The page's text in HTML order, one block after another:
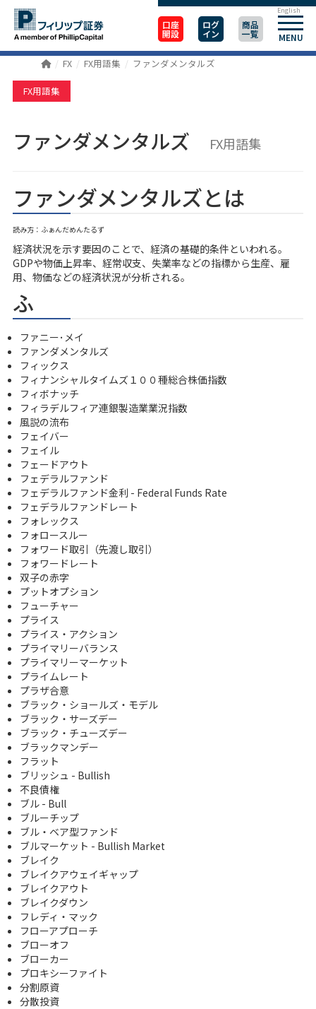
口座
開設
ログ
イン
商品
一覧 MENU
English
FX FX用語集 ファンダメンタルズ
FX用語集
ファンダメンタルズ FX用語集
ファンダメンタルズとは
読み方：ふぁんだめんたるず
経済状況を示す要因のことで、経済の基礎的条件といわれる。
GDPや物価上昇率、経常収支、失業率などの指標から生産、雇
用、物価などの経済状況が分析される。
ふ
ファニー･メイ
ファンダメンタルズ
フィックス
フィナンシャルタイムズ１００種総合株価指数
フィボナッチ
フィラデルフィア連銀製造業業況指数
風説の流布
フェイバー
フェイル
フェードアウト
フェデラルファンド
フェデラルファンド金利 - Federal Funds Rate
フェデラルファンドレート
フォレックス
フォロースルー
フォワード取引（先渡し取引）
フォワードレート
双子の赤字
プットオプション
フューチャー
プライス
プライス・アクション
プライマリーバランス
プライマリーマーケット
プライムレート
プラザ合意
ブラック・ショールズ・モデル
ブラック・サーズデー
ブラック・チューズデー
ブラックマンデー
フラット
ブリッシュ - Bullish
不良債権
ブル - Bull
ブルーチップ
ブル・ベア型ファンド
ブルマーケット - Bullish Market
ブレイク
ブレイクアウェイギャップ
ブレイクアウト
ブレイクダウン
フレディ・マック
フローアプローチ
ブローオフ
ブローカー
プロキシーファイト
分割原資
分散投資